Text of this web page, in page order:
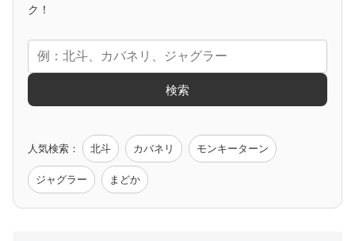
アニメタイアップ
エヴァ コードギアス 化物語 炎炎ノ消防隊
モンハン バイオ ペルソナ
ク！
検索
人気検索： 北斗 カバネリ モンキーターン
ジャグラー まどか